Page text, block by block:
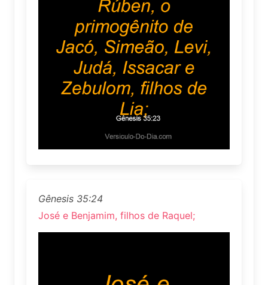
Gênesis 35:24
José e Benjamim, filhos de Raquel;